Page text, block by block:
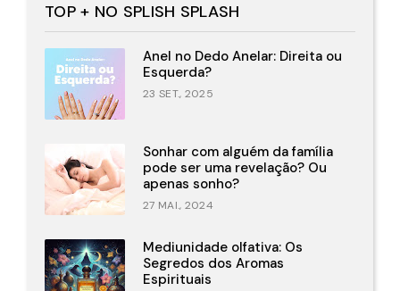
TOP + NO SPLISH SPLASH
Anel no Dedo Anelar: Direita ou
Esquerda?
23 SET., 2025
Sonhar com alguém da família
pode ser uma revelação? Ou
apenas sonho?
27 MAI., 2024
Mediunidade olfativa: Os
Segredos dos Aromas
Espirituais